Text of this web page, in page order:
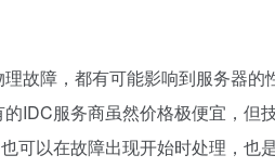
故障，都有可能影响到服务器
IDC服务商虽然价格极便宜，
可以在故障出现开始时处理，也是